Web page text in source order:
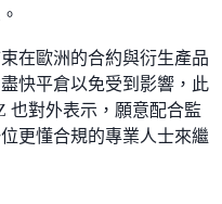
在歐洲的合約與衍生產品
快平倉以免受到影響，此
也對外表示，願意配合監
更懂合規的專業人士來繼